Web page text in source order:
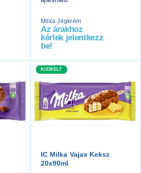
Milka Jégkrém
Az árakhoz
kérlek jelentkezz
be!
KIEMELT
IC Milka Vajas Keksz
20x90ml